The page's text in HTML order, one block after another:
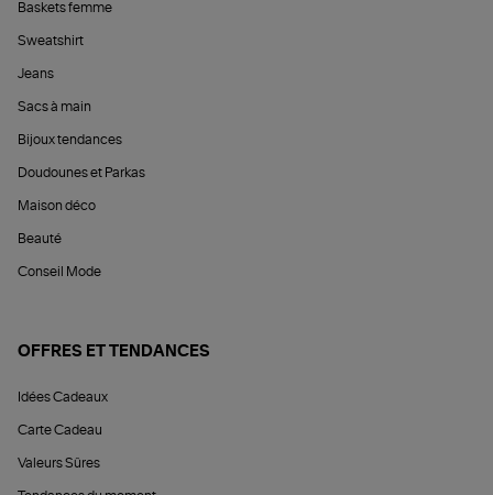
Baskets femme
Sweatshirt
Jeans
Sacs à main
Bijoux tendances
Doudounes et Parkas
Maison déco
Beauté
Conseil Mode
OFFRES ET TENDANCES
Idées Cadeaux
Carte Cadeau
Valeurs Sûres